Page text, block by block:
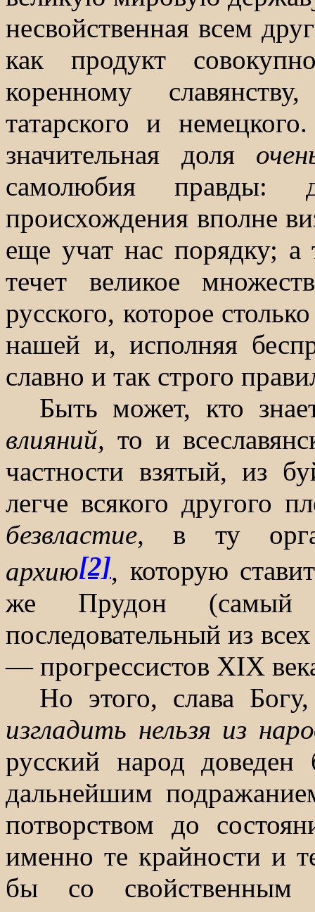
несвойственная всем
как продукт
коренному
татарского и
значительная доля
самолюбия правды:
происхождения вполне
еще учат нас порядку; а
течет великое
русского, которое
нашей и, исполняя
славно и так строго
Быть может, кто
влияний, то и
частности взятый, из
легче всякого другого
безвластие,в ту
архию[2], которую
же Прудон (самый
последовательный из
— прогрессистов XIX
Но этого, слава
изгладить нельзя из
русский народ
дальнейшим
потворством до
именно те крайности и
бы со свойственным